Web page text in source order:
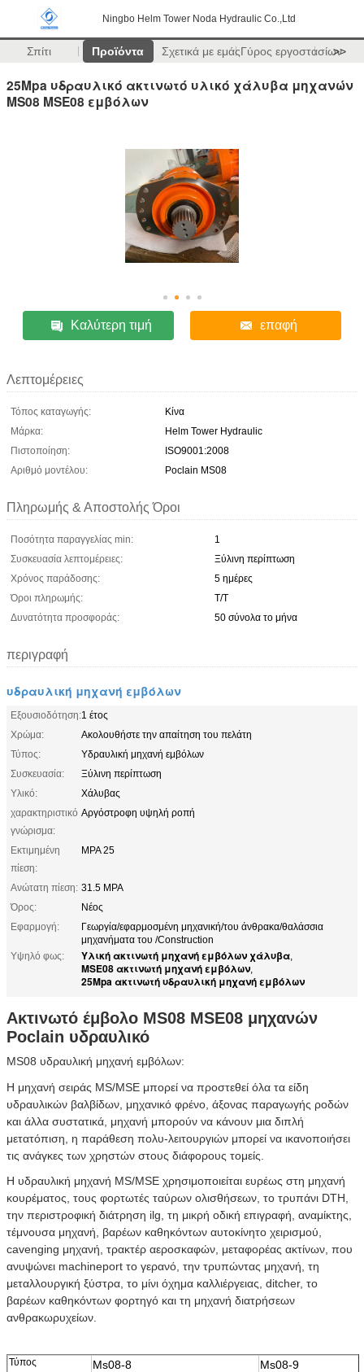
Ningbo Helm Tower Noda Hydraulic Co.,Ltd
Σπίτι Προϊόντα Σχετικά με εμάςΓύρος εργοστασίων
>>
25Mpa υδραυλικό ακτινωτό υλικό χάλυβα μηχανών
MS08 MSE08 εμβόλων
Καλύτερη τιμή επαφή
Λεπτομέρειες
Τόπος καταγωγής:
Κίνα
Μάρκα:
Helm Tower Hydraulic
Πιστοποίηση:
ISO9001:2008
Αριθμό μοντέλου:
Poclain MS08
Πληρωμής & Αποστολής Όροι
Ποσότητα παραγγελίας min:
1
Συσκευασία λεπτομέρειες:
Ξύλινη περίπτωση
Χρόνος παράδοσης:
5 ημέρες
Όροι πληρωμής:
T/T
Δυνατότητα προσφοράς:
50 σύνολα το μήνα
περιγραφή
υδραυλική μηχανή εμβόλων
Εξουσιοδότηση:1 έτος
Χρώμα:
Ακολουθήστε την απαίτηση του πελάτη
Τύπος:
Υδραυλική μηχανή εμβόλων
Συσκευασία:
Ξύλινη περίπτωση
Υλικό:
Χάλυβας
χαρακτηριστικό
γνώρισμα:
Αργόστροφη υψηλή ροπή
Εκτιμημένη
πίεση:
MPA 25
Ανώτατη πίεση: 31.5 MPA
Όρος:
Νέος
Εφαρμογή:
Γεωργία/εφαρμοσμένη μηχανική/του άνθρακα/θαλάσσια
μηχανήματα του /Construction
Υψηλό φως:
Υλική ακτινωτή μηχανή εμβόλων χάλυβα,
MSE08 ακτινωτή μηχανή εμβόλων,
25Mpa ακτινωτή υδραυλική μηχανή εμβόλων
Ακτινωτό έμβολο MS08 MSE08 μηχανών
Poclain υδραυλικό
MS08 υδραυλική μηχανή εμβόλων:
Η μηχανή σειράς MS/MSE μπορεί να προστεθεί όλα τα είδη
υδραυλικών βαλβίδων, μηχανικό φρένο, άξονας παραγωγής ροδών
και άλλα συστατικά, μηχανή μπορούν να κάνουν μια διπλή
μετατόπιση, η παράθεση πολυ-λειτουργιών μπορεί να ικανοποιήσει
τις ανάγκες των χρηστών στους διάφορους τομείς.
Η υδραυλική μηχανή MS/MSE χρησιμοποιείται ευρέως στη μηχανή
κουρέματος, τους φορτωτές ταύρων ολισθήσεων, το τρυπάνι DTH,
την περιστροφική διάτρηση ilg, τη μικρή οδική επιγραφή, αναμίκτης,
τέμνουσα μηχανή, βαρέων καθηκόντων αυτοκίνητο χειρισμού,
cavenging μηχανή, τρακτέρ αεροσκαφών, μεταφορέας ακτίνων, που
ανυψώνει machineport το γερανό, την τρυπώντας μηχανή, τη
μεταλλουργική ξύστρα, το μίνι όχημα καλλιέργειας, ditcher, το
βαρέων καθηκόντων φορτηγό και τη μηχανή διατρήσεων
ανθρακωρυχείων.
Τύπος Ms08-8
Ms08-9